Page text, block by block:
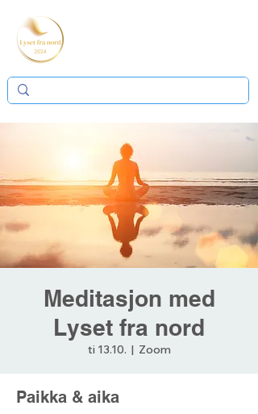
Meditasjon med
Lyset fra nord
ti 13.10.
  |
Zoom
Paikka & aika